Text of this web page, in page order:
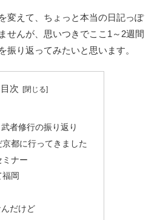
変えて、ちょっと本当の日記っぽ
せんが、思いつきでここ1～2週間
振り返ってみたいと思います。
目次
者修行の振り返り
京都に行ってきました
ミナー
岡
んだけど